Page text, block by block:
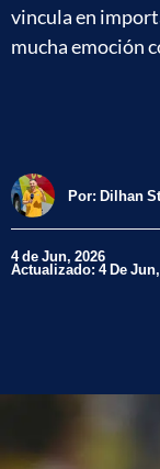
vincula en
mucha emoción
Por: Dilhan
4 de Jun, 2026
Actualizado: 4 De